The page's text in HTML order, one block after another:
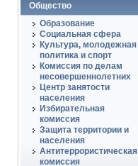
Общество
Образование
Социальная сфера
Культура, молодежная
политика и спорт
Комиссия по делам
несовершеннолетних
Центр занятости
населения
Избирательная
комиссия
Защита территории и
населения
Антитеррористическая
комиссия